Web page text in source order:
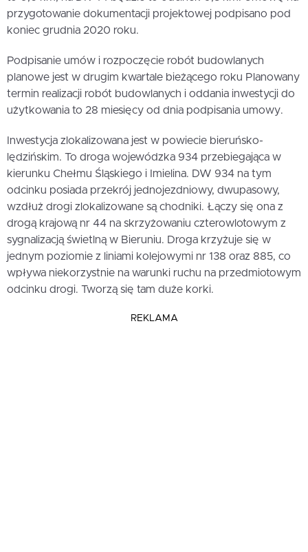
przygotowanie dokumentacji projektowej podpisano pod
koniec grudnia 2020 roku.
Podpisanie umów i rozpoczęcie robót budowlanych
planowe jest w drugim kwartale bieżącego roku Planowany
termin realizacji robót budowlanych i oddania inwestycji do
użytkowania to 28 miesięcy od dnia podpisania umowy.
Inwestycja zlokalizowana jest w powiecie bieruńsko-
lędzińskim. To droga wojewódzka 934 przebiegająca w
kierunku Chełmu Śląskiego i Imielina. DW 934 na tym
odcinku posiada przekrój jednojezdniowy, dwupasowy,
wzdłuż drogi zlokalizowane są chodniki. Łączy się ona z
drogą krajową nr 44 na skrzyżowaniu czterowlotowym z
sygnalizacją świetlną w Bieruniu. Droga krzyżuje się w
jednym poziomie z liniami kolejowymi nr 138 oraz 885, co
wpływa niekorzystnie na warunki ruchu na przedmiotowym
odcinku drogi. Tworzą się tam duże korki.
REKLAMA